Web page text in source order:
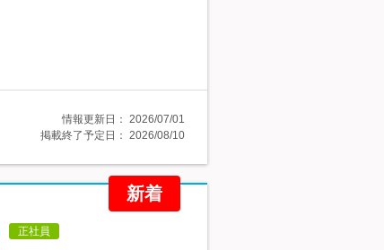
情報更新日： 2026/07/01
掲載終了予定日： 2026/08/10
新着
正社員